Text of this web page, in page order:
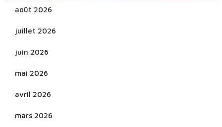
août 2026
juillet 2026
juin 2026
mai 2026
avril 2026
mars 2026